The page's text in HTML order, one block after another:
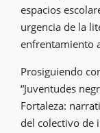
espacios
urgencia de la
enfrentamiento
Prosiguiendo
“Juventudes
Fortaleza:
del colectivo de